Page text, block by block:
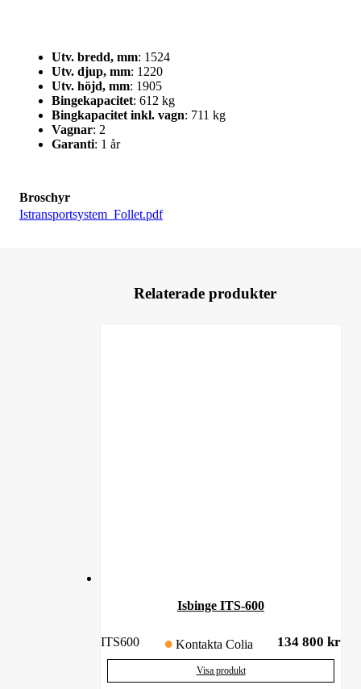
Utv. bredd, mm: 1524
Utv. djup, mm: 1220
Utv. höjd, mm: 1905
Bingekapacitet: 612 kg
Bingkapacitet inkl. vagn: 711 kg
Vagnar: 2
Garanti: 1 år
Broschyr
Istransportsystem_Follet.pdf
Relaterade produkter
Isbinge ITS-600
ITS600 Kontakta Colia 134 800 kr
Visa produkt